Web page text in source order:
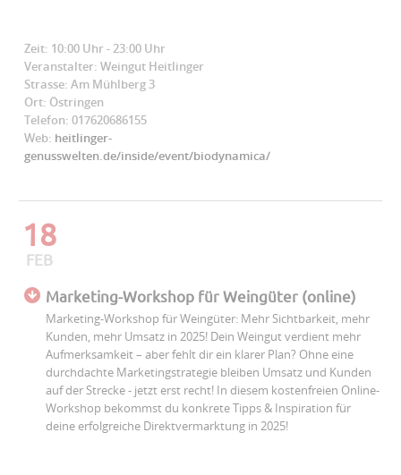
Zeit: 10:00 Uhr - 23:00 Uhr
Veranstalter: Weingut Heitlinger
Strasse: Am Mühlberg 3
Ort: Östringen
Telefon: 017620686155
Web: heitlinger-
genusswelten.de/inside/event/biodynamica/
18
FEB
Marketing-Workshop für Weingüter (online)
Marketing-Workshop für Weingüter: Mehr Sichtbarkeit, mehr
Kunden, mehr Umsatz in 2025! Dein Weingut verdient mehr
Aufmerksamkeit – aber fehlt dir ein klarer Plan? Ohne eine
durchdachte Marketingstrategie bleiben Umsatz und Kunden
auf der Strecke - jetzt erst recht! In diesem kostenfreien Online-
Workshop bekommst du konkrete Tipps & Inspiration für
deine erfolgreiche Direktvermarktung in 2025!